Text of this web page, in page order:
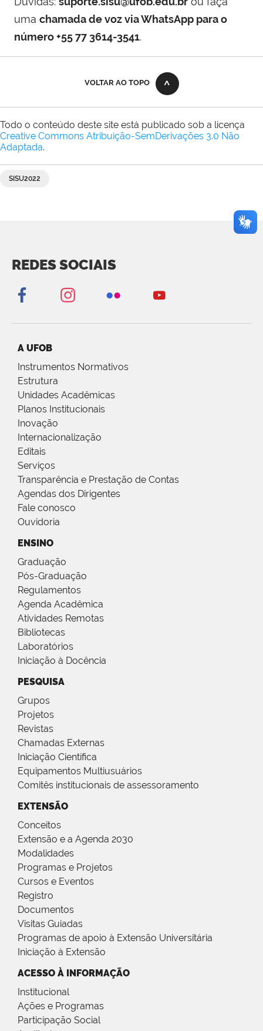
uma chamada de voz via WhatsApp para o
número +55 77 3614-3541.
VOLTAR AO TOPO
Todo o conteúdo deste site está publicado sob a licença
Creative Commons Atribuição-SemDerivações 3.0 Não
Adaptada.
SISU2022
REDES SOCIAIS
A UFOB
Instrumentos Normativos
Estrutura
Unidades Acadêmicas
Planos Institucionais
Inovação
Internacionalização
Editais
Serviços
Transparência e Prestação de Contas
Agendas dos Dirigentes
Fale conosco
Ouvidoria
ENSINO
Graduação
Pós-Graduação
Regulamentos
Agenda Acadêmica
Atividades Remotas
Bibliotecas
Laboratórios
Iniciação à Docência
PESQUISA
Grupos
Projetos
Revistas
Chamadas Externas
Iniciação Científica
Equipamentos Multiusuários
Comitês institucionais de assessoramento
EXTENSÃO
Conceitos
Extensão e a Agenda 2030
Modalidades
Programas e Projetos
Cursos e Eventos
Registro
Documentos
Visitas Guiadas
Programas de apoio à Extensão Universitária
Iniciação à Extensão
ACESSO À INFORMAÇÃO
Institucional
Ações e Programas
Participação Social